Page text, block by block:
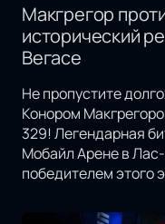
Макгрегор
исторический
Вегасе
Не пропустите
Конором
329! Легендарная
Мобайл Арене в
победителем этого